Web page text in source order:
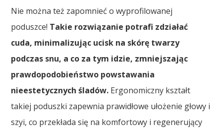
Nie można też zapomnieć o wyprofilowanej
poduszce! Takie rozwiązanie potrafi zdziałać
cuda, minimalizując ucisk na skórę twarzy
podczas snu, a co za tym idzie, zmniejszając
prawdopodobieństwo powstawania
nieestetycznych śladów. Ergonomiczny kształt
takiej poduszki zapewnia prawidłowe ułożenie głowy i
szyi, co przekłada się na komfortowy i regenerujący